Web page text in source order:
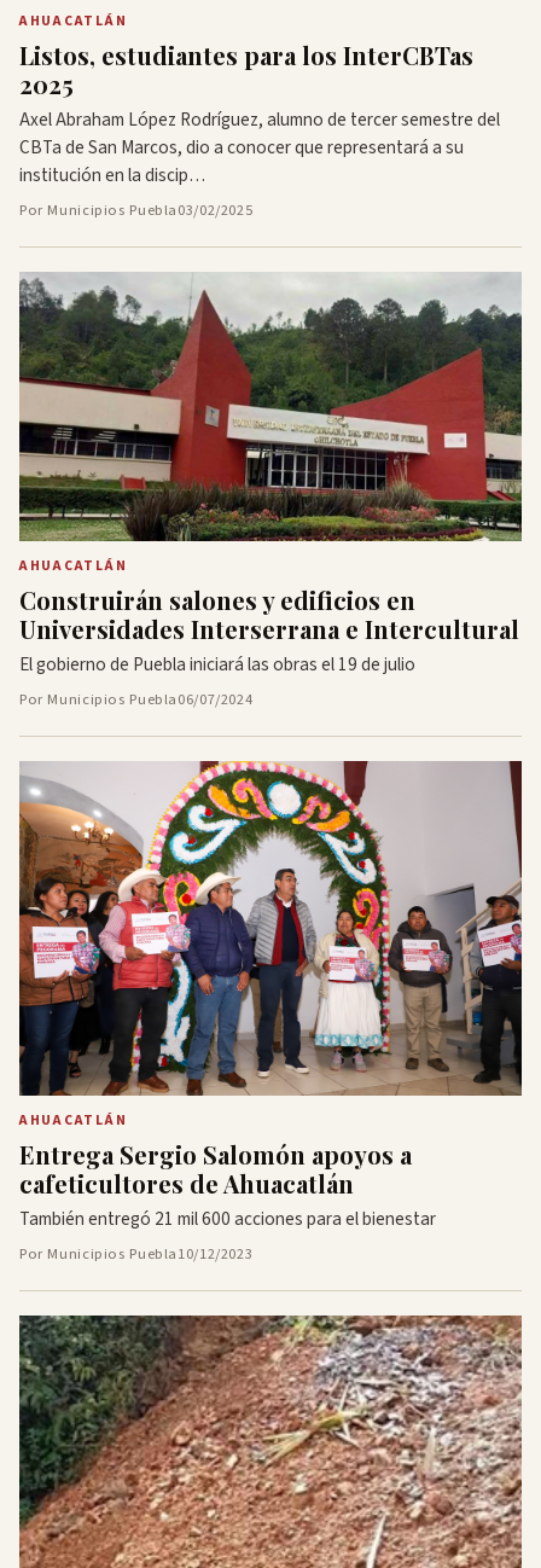
AHUACATLÁN
Listos, estudiantes para los InterCBTas
2025
Axel Abraham López Rodríguez, alumno de tercer semestre del
CBTa de San Marcos, dio a conocer que representará a su
institución en la discip…
Por Municipios Puebla03/02/2025
AHUACATLÁN
Construirán salones y edificios en
Universidades Interserrana e Intercultural
El gobierno de Puebla iniciará las obras el 19 de julio
Por Municipios Puebla06/07/2024
AHUACATLÁN
Entrega Sergio Salomón apoyos a
cafeticultores de Ahuacatlán
También entregó 21 mil 600 acciones para el bienestar
Por Municipios Puebla10/12/2023